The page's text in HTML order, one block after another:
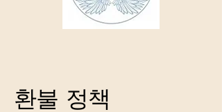
환불 정책